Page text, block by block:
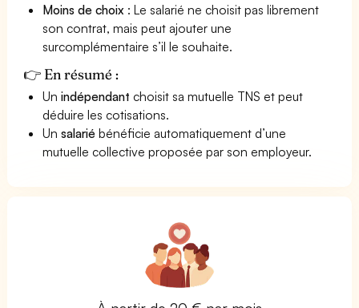
Moins de choix : Le salarié ne choisit pas librement
son contrat, mais peut ajouter une
surcomplémentaire s’il le souhaite.
👉 En résumé :
Unindépendant choisit sa mutuelle TNS et peut
déduire les cotisations.
Unsalarié bénéficie automatiquement d’une
mutuelle collective proposée par son employeur.